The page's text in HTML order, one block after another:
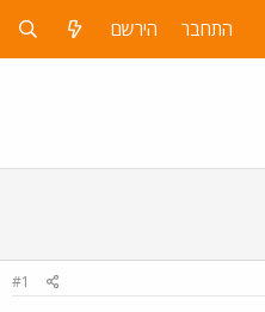
התחבר הירשם
#1